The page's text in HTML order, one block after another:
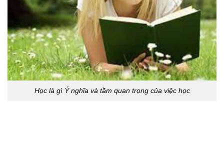
Học là gì Ý nghĩa và tầm quan trọng của việc học